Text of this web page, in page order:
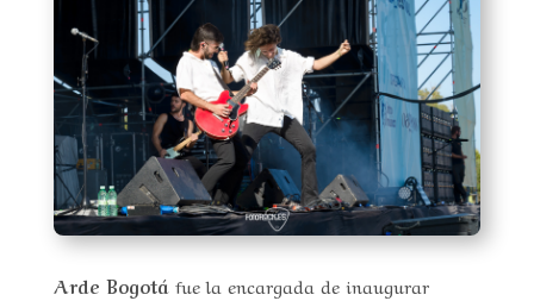
Arde Bogotáfue la encargada de inaugurar